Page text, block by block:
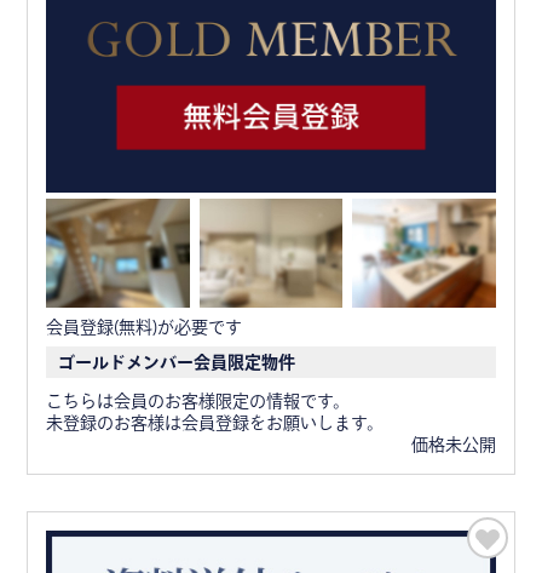
会員登録(無料)が必要です
ゴールドメンバー会員限定物件
こちらは会員のお客様限定の情報です。
未登録のお客様は会員登録をお願いします。
価格未公開